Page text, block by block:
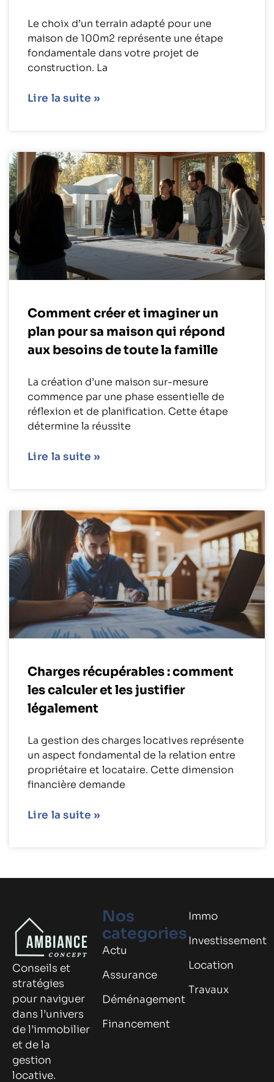
Le choix d’un terrain adapté pour une
maison de 100m2 représente une étape
fondamentale dans votre projet de
construction. La
Lire la suite »
Comment créer et imaginer un
plan pour sa maison qui répond
aux besoins de toute la famille
La création d’une maison sur-mesure
commence par une phase essentielle de
réflexion et de planification. Cette étape
détermine la réussite
Lire la suite »
Charges récupérables : comment
les calculer et les justifier
légalement
La gestion des charges locatives représente
un aspect fondamental de la relation entre
propriétaire et locataire. Cette dimension
financière demande
Lire la suite »
Conseils et
stratégies
pour naviguer
dans l’univers
de l’immobilier
et de la
gestion
locative.
Nos
categories
Actu
Assurance
Déménagement
Financement
Immo
Investissement
Location
Travaux